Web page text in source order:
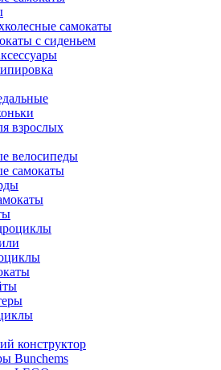
самокаты
с сиденьем
взрослых
велосипеды
самокаты
конструктор
Bunchems